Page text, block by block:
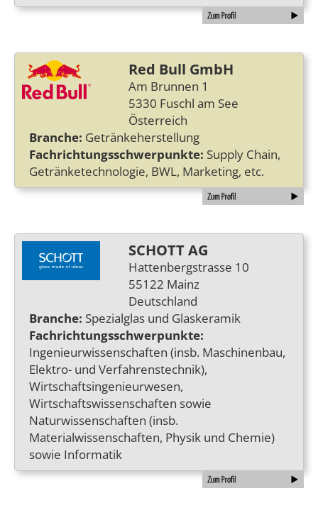
Red Bull GmbH
Am Brunnen 1
5330 Fuschl am See
Österreich
Branche: Getränkeherstellung
Fachrichtungsschwerpunkte: Supply Chain,
Getränketechnologie, BWL, Marketing, etc.
SCHOTT AG
Hattenbergstrasse 10
55122 Mainz
Deutschland
Branche: Spezialglas und Glaskeramik
Fachrichtungsschwerpunkte:
Ingenieurwissenschaften (insb. Maschinenbau,
Elektro- und Verfahrenstechnik),
Wirtschaftsingenieurwesen,
Wirtschaftswissenschaften sowie
Naturwissenschaften (insb.
Materialwissenschaften, Physik und Chemie)
sowie Informatik